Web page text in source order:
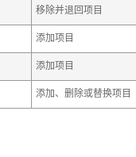
移除并退回项目
添加项目
添加项目
添加、删除或替换项目